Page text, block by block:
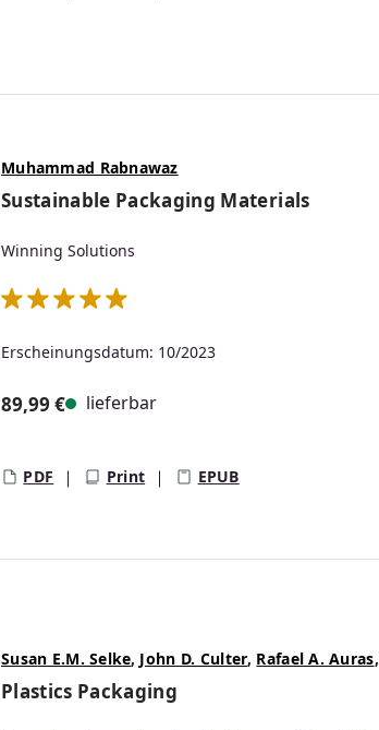
Muhammad Rabnawaz
Sustainable Packaging Materials
Winning Solutions
Erscheinungsdatum: 10/2023
89,99 € lieferbar
PDF Print EPUB
Susan E.M. Selke, John D. Culter, Rafael A. Auras,
Plastics Packaging